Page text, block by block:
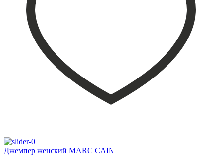
Джемпер женский MARC CAIN